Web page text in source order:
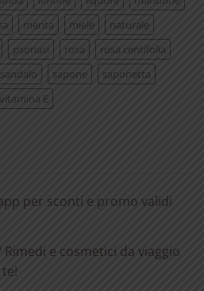
menta miele
naturale
psoriasi rosa
rosa centifolia
sandalo sapone
saponetta
vitamina E
per sconti e promo validi
e cosmetici da viaggio